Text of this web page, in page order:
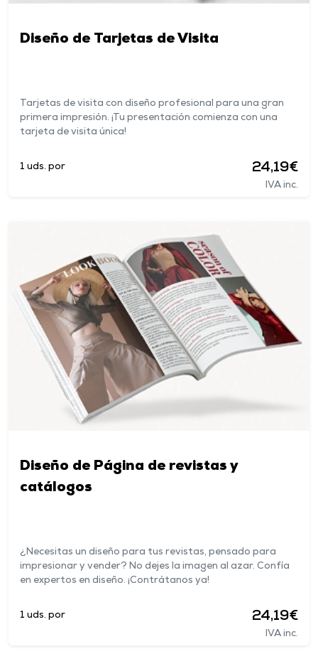
Diseño de Tarjetas de Visita
Tarjetas de visita con diseño profesional para una gran
primera impresión. ¡Tu presentación comienza con una
tarjeta de visita única!
1 uds. por 24,19€
IVA inc.
Diseño de Página de revistas y
catálogos
¿Necesitas un diseño para tus revistas, pensado para
impresionar y vender? No dejes la imagen al azar. Confía
en expertos en diseño. ¡Contrátanos ya!
1 uds. por 24,19€
IVA inc.